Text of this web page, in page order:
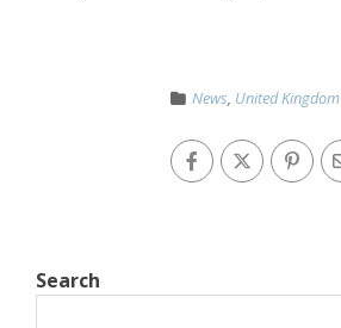
News, United Kingdom
Search